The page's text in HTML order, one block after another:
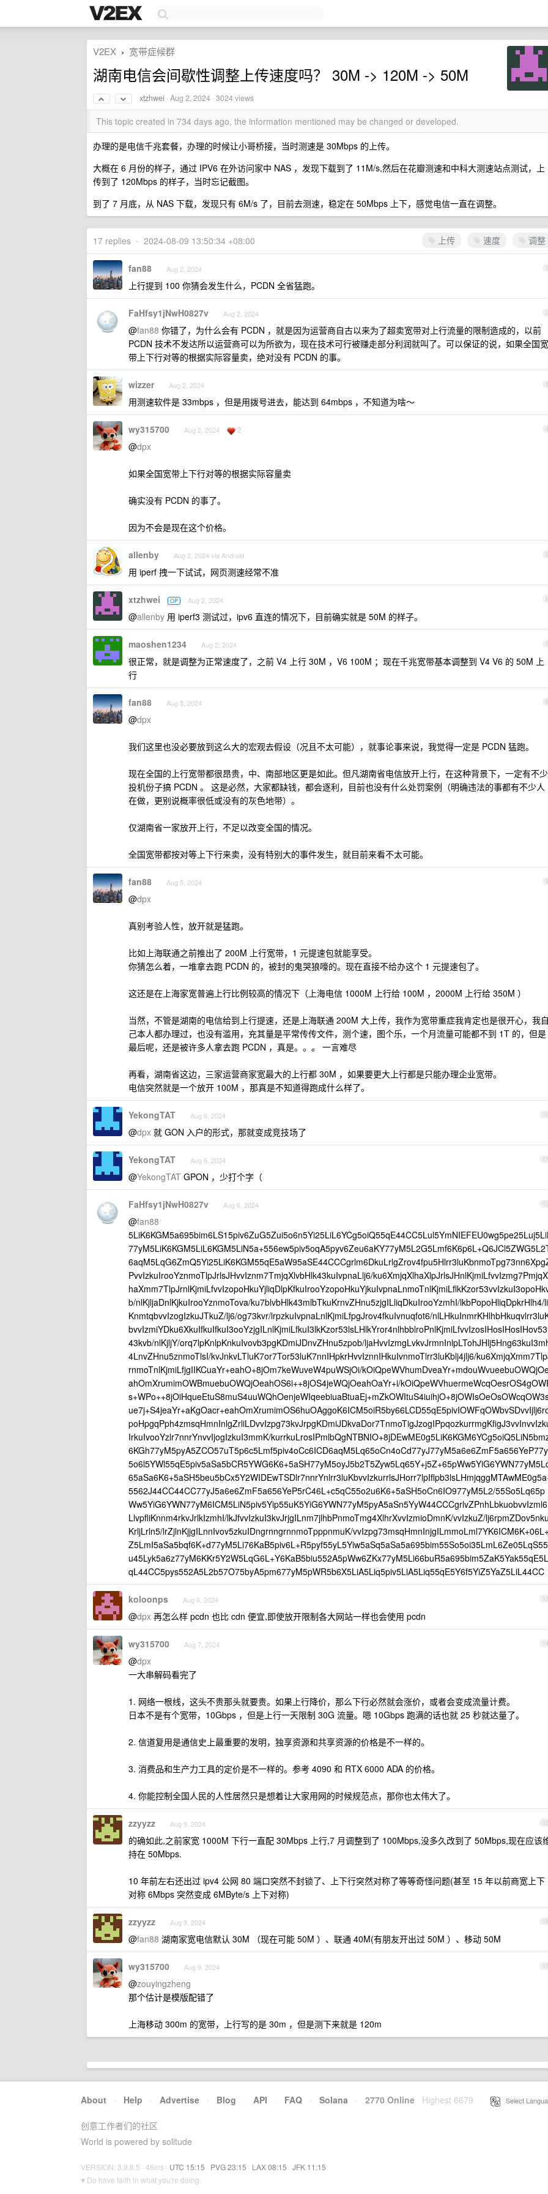
V2EX › 宽带症候群
湖南电信会间歇性调整上传速度吗？ 30M -> 120M -> 50M
xtzhwei ·Aug 2, 2024 · 3024 views
This topic created in 734 days ago, the information mentioned may be changed or developed.
办理的是电信千兆套餐，办理的时候让小哥桥接，当时测速是 30Mbps 的上传。
大概在 6 月份的样子，通过 IPV6 在外访问家中 NAS ，发现下载到了 11M/s,然后在花瓣测速和中科大测速站点测试，上
传到了 120Mbps 的样子，当时忘记截图。
到了 7 月底，从 NAS 下载，发现只有 6M/s 了，目前去测速，稳定在 50Mbps 上下，感觉电信一直在调整。
上传 速度 调整
17 replies • 2024-08-09 13:50:34 +08:00
1
fan88 Aug 2, 2024
上行提到 100 你猜会发生什么，PCDN 全省猛跑。
2
FaHfsy1jNwH0827v Aug 2, 2024
@fan88 你错了，为什么会有 PCDN ，就是因为运营商自古以来为了超卖宽带对上行流量的限制造成的，以前
PCDN 技术不发达所以运营商可以为所欲为，现在技术可行被赚走部分利润就叫了。可以保证的说，如果全国宽
带上下行对等的根据实际容量卖，绝对没有 PCDN 的事。
3
wizzer Aug 2, 2024
用测速软件是 33mbps ，但是用拨号进去，能达到 64mbps ，不知道为啥～
4
wy315700 Aug 2, 2024 2
@dpx
如果全国宽带上下行对等的根据实际容量卖
确实没有 PCDN 的事了。
因为不会是现在这个价格。
5
allenby Aug 2, 2024 via Android
用 iperf 拽一下试试，网页测速经常不准
6
xtzhwei OP Aug 2, 2024
@allenby 用 iperf3 测试过，ipv6 直连的情况下，目前确实就是 50M 的样子。
7
maoshen1234 Aug 2, 2024
很正常，就是调整为正常速度了，之前 V4 上行 30M ，V6 100M ；现在千兆宽带基本调整到 V4 V6 的 50M 上
行
8
fan88 Aug 5, 2024
@dpx
我们这里也没必要放到这么大的宏观去假设（况且不太可能），就事论事来说，我觉得一定是 PCDN 猛跑。
现在全国的上行宽带都很昂贵，中、南部地区更是如此。但凡湖南省电信放开上行，在这种背景下，一定有不少
投机份子搞 PCDN 。 这是必然，大家都缺钱，都会逐利，目前也没有什么处罚案例（明确违法的事都有不少人
在做，更别说概率很低或没有的灰色地带）。
仅湖南省一家放开上行，不足以改变全国的情况。
全国宽带都按对等上下行来卖，没有特别大的事件发生，就目前来看不太可能。
9
fan88 Aug 5, 2024
@dpx
真别考验人性，放开就是猛跑。
比如上海联通之前推出了 200M 上行宽带，1 元提速包就能享受。
你猜怎么着，一堆拿去跑 PCDN 的，被封的鬼哭狼嚎的。现在直接不给办这个 1 元提速包了。
这还是在上海家宽普遍上行比例较高的情况下（上海电信 1000M 上行给 100M ，2000M 上行给 350M ）
当然，不管是湖南的电信给到上行提速，还是上海联通 200M 大上传，我作为宽带重症我肯定也是很开心，我
己本人都办理过，也没有滥用，充其量是平常传传文件，测个速，图个乐，一个月流量可能都不到 1T 的，但是
最后呢，还是被许多人拿去跑 PCDN ，真是。。。 一言难尽
再看，湖南省这边，三家运营商家宽最大的上行都 30M ，如果要更大上行都是只能办理企业宽带。
电信突然就是一个放开 100M ，那真是不知道得跑成什么样了。
10
YekongTAT Aug 6, 2024
@dpx 就 GON 入户的形式，那就变成竞技场了
11
YekongTAT Aug 6, 2024
@YekongTAT GPON ，少打个字（
12
FaHfsy1jNwH0827v Aug 6, 2024
@fan88
PvvIzkuIrooYznmoTlpJrlsJHvvIznm7TmjqXlvbHlk43kuIvpnaLlj6/
b/nlKjljaDnlKjkuIrooYznmoTova/ku7blvbHlk43mlbTkuKrnvZHnu5zjgILliqDkuIrooYzmhI/lkbPopoHliqDpkrHlh4/li
KnmtqbvvIzogIzkuJTkuZ/lj6/og73kvr/lrpzkuIvpnaLnlKjmiLfpgJrov4fkuIvnuqfot6/
43kvb/nlKjljY/orq7lpKnlpKnkuIvovb3pgKDmiJDnvZHnu5zpob/
4LnvZHnu5znmoTlsI/kvJnkvLTluK7or7Tor53luK7nnIHpkrHvvIznnIHkuIvnmoTlrr3luKblj4jlj6/
rnmoTnlKjmiLfjgIIKCuaYr+eahO+8jOm7keWuveW4puWSjOi/
ahOmXrumimOWBmuebuOWQjOeahOS6i++8jOS4jeWQjOeahOaYr+i/
IrkuIvooYzlr7nnrYnvvIjogIzkuI3mmK/
5562J44CC44CC77yJ5a6e6ZmF5a656YeP5rC46L+c5qC55o2u6K6+5aSH5oCn6IO977yM5L2/55So5Lq65p
Ww5YiG6YWN77yM6ICM5LiN5piv5Yip55uK5YiG6YWN77yM5pyA5aSn5YyW44CCCgrlvZPnhLbkuobvvIzml6
LlvpfliKnnm4rkvJrlkIzmhI/lkJfvvIzkuI3kvJrjgILnm7jlhbPnmoTmg4XlhrXvvIzmioDmnK/vvIzkuZ/
KrljLrln5/lrZjlnKjjgILnnIvov5zkuIDngrnngrnnmoTpppnmuK/
Z5LmI5aSa5bqf6K+d77yM5Li76KaB5piv6L+R5pyf55yL5Yiw5aSq5aSa5a695bim55So5oi35LmL6Ze05LqS55
u45Lyk5a6z77yM6KKr5Y2W5LqG6L+Y6KaB5biu552A5pWw6ZKx77yM5Li66buR5a695bim5ZaK5Yak55qE5L
qL44CC5pys552A5L2b57O75byA5pm677yM5pWR5b6X5LiA5Liq5piv5LiA5Liq55qE5Y6f5YiZ5YaZ5LiL44CC
13
koloonps Aug 6, 2024
@dpx 再怎么样 pcdn 也比 cdn 便宜,即使放开限制各大网站一样也会使用 pcdn
14
wy315700 Aug 7, 2024
@dpx
一大串解码看完了
1. 网络一根线，这头不贵那头就要贵。如果上行降价，那么下行必然就会涨价，或者会变成流量计费。
日本不是有个宽带，10Gbps ，但是上行一天限制 30G 流量。嗯 10Gbps 跑满的话也就 25 秒就达量了。
2. 信道复用是通信史上最重要的发明，独享资源和共享资源的价格是不一样的。
3. 消费品和生产力工具的定价是不一样的。参考 4090 和 RTX 6000 ADA 的价格。
4. 你能控制全国人民的人性居然只是想着让大家用网的时候规范点，那你也太伟大了。
15
zzyyzz Aug 9, 2024
的确如此,之前家宽 1000M 下行一直配 30Mbps 上行,7 月调整到了 100Mbps,没多久改到了 50Mbps,现在应该
持在 50Mbps.
10 年前左右还出过 ipv4 公网 80 端口突然不封锁了、上下行突然对称了等等奇怪问题(甚至 15 年以前商宽上下
对称 6Mbps 突然变成 6MByte/s 上下对称)
16
zzyyzz Aug 9, 2024
@fan88 湖南家宽电信默认 30M （现在可能 50M ）、联通 40M(有朋友开出过 50M ）、移动 50M
17
wy315700 Aug 9, 2024
@zouyingzheng
那个估计是模版配错了
上海移动 300m 的宽带，上行写的是 30m ，但是测下来就是 120m
About · Help · Advertise · Blog · API · FAQ · Solana · 2770 Online Highest 6679 Select
创意工作者们的社区
World is powered by solitude
VERSION: 3.9.8.5 · 46ms · UTC 15:15 · PVG 23:15 · LAX 08:15 · JFK 11:15
♥ Do have faith in what you're doing.